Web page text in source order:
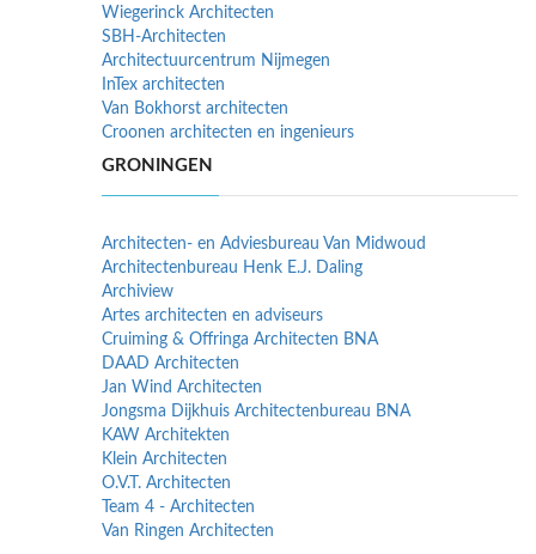
Wiegerinck Architecten
SBH-Architecten
Architectuurcentrum Nijmegen
InTex architecten
Van Bokhorst architecten
Croonen architecten en ingenieurs
GRONINGEN
Architecten- en Adviesbureau Van Midwoud
Architectenbureau Henk E.J. Daling
Archiview
Artes architecten en adviseurs
Cruiming & Offringa Architecten BNA
DAAD Architecten
Jan Wind Architecten
Jongsma Dijkhuis Architectenbureau BNA
KAW Architekten
Klein Architecten
O.V.T. Architecten
Team 4 - Architecten
Van Ringen Architecten